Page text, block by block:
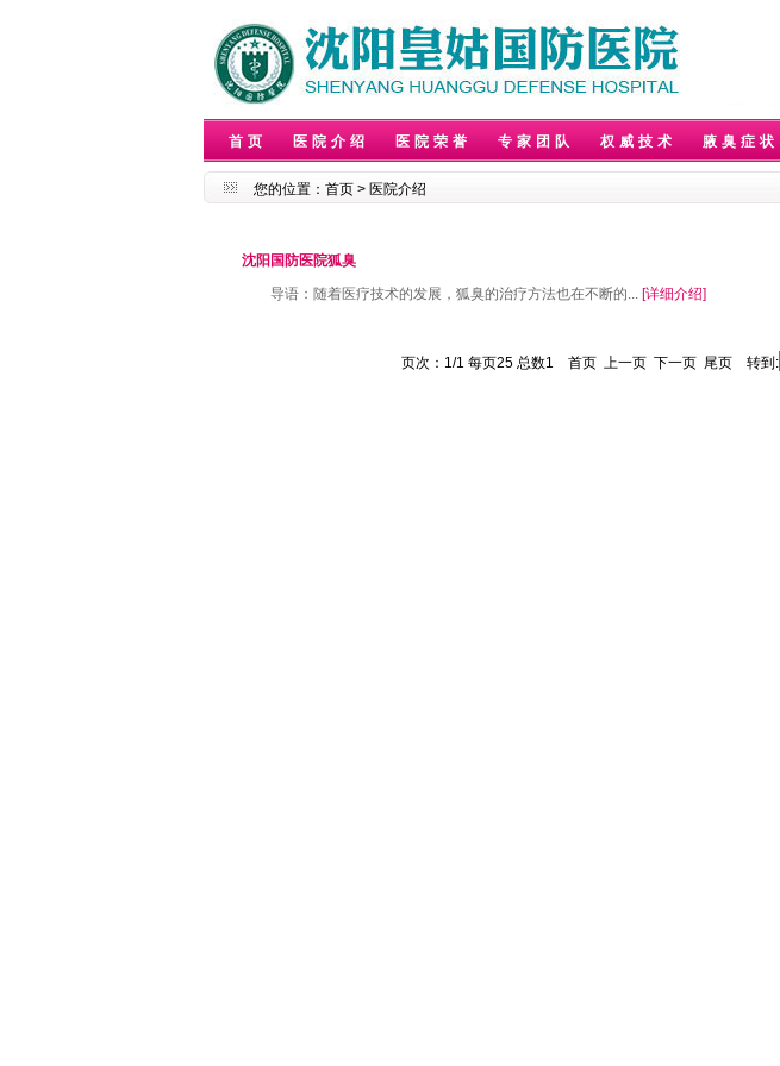
首页 医院介绍 医院荣誉 专家团队 权威技术 腋臭症状
您的位置： 首页 > 医院介绍
沈阳国防医院狐臭
导语：随着医疗技术的发展，狐臭的治疗方法也在不断的... [详细介绍]
页次：1/1 每页25 总数1 首页 上一页 下一页 尾页 转到: